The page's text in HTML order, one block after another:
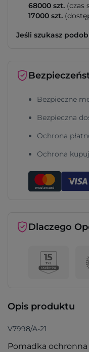
68000 szt. (czas
17000 szt.
Jeśli szukasz
Bezpieczne
Bezpieczna
Ochrona
Ochrona
Dlaczego
Opis produktu
V7998/A-21
Pomadka